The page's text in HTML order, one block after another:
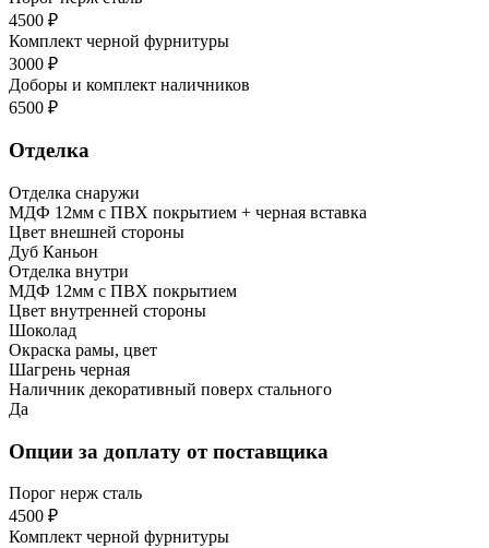
4500 ₽
Комплект черной фурнитуры
3000 ₽
Доборы и комплект наличников
6500 ₽
Отделка
Отделка снаружи
МДФ 12мм с ПВХ покрытием + черная вставка
Цвет внешней стороны
Дуб Каньон
Отделка внутри
МДФ 12мм с ПВХ покрытием
Цвет внутренней стороны
Шоколад
Окраска рамы, цвет
Шагрень черная
Наличник декоративный поверх стального
Да
Опции за доплату от поставщика
Порог нерж сталь
4500 ₽
Комплект черной фурнитуры